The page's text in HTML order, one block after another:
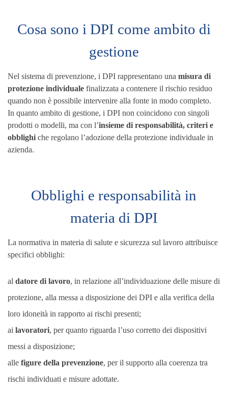
Cosa sono i DPI come ambito di
gestione
Nel sistema di prevenzione, i DPI rappresentano una misura di
protezione individuale finalizzata a contenere il rischio residuo
quando non è possibile intervenire alla fonte in modo completo.
In quanto ambito di gestione, i DPI non coincidono con singoli
prodotti o modelli, ma con l’insieme di responsabilità, criteri e
obblighi che regolano l’adozione della protezione individuale in
azienda.
Obblighi e responsabilità in
materia di DPI
La normativa in materia di salute e sicurezza sul lavoro attribuisce
specifici obblighi:
al datore di lavoro, in relazione all’individuazione delle misure di
protezione, alla messa a disposizione dei DPI e alla verifica della
loro idoneità in rapporto ai rischi presenti;
ai lavoratori, per quanto riguarda l’uso corretto dei dispositivi
messi a disposizione;
alle figure della prevenzione, per il supporto alla coerenza tra
rischi individuati e misure adottate.